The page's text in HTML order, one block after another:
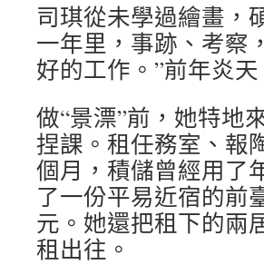
司琪從未學過繪畫，
一年里，事跡、考察
好的工作。”前年炎
做“景漂”前，她特地
捏課。租任務室、
個月，積儲曾經用了
了一份平易近宿的前
元。她還把租下的兩
租出往。